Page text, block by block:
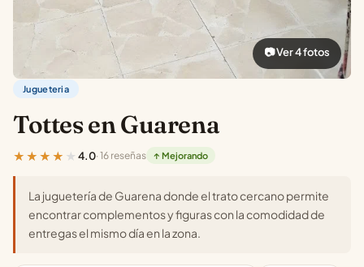
📷 Ver 4 fotos
Jugueteria
Tottes en Guarena
★★★★★ 4.0· 16 reseñas ↑ Mejorando
La juguetería de Guarena donde el trato cercano permite
encontrar complementos y figuras con la comodidad de
entregas el mismo día en la zona.